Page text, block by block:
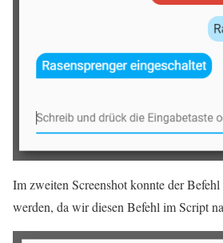
Im zweiten Screenshot konnte der
werden, da wir diesen Befehl im Script